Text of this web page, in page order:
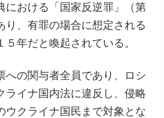
における「国家反逆罪」（第
り、有罪の場合に想定される
年だと喚起されている。
への関与者全員であり、ロシ
ライナ国内法に違反し、侵略
ウクライナ国民まで対象とな